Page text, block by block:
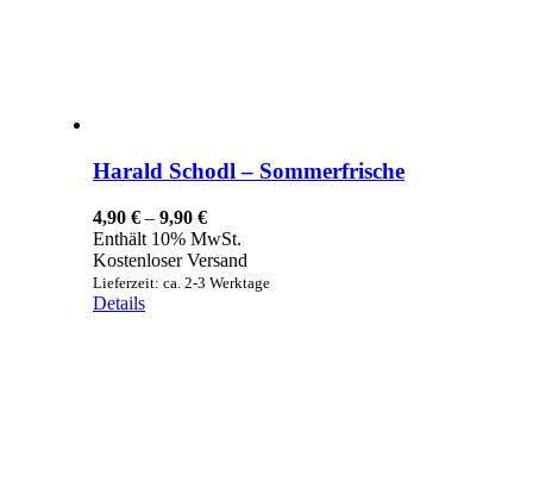
Harald Schodl – Sommerfrische
4,90 € – 9,90 €Preisspanne:
4,90 €
bis
9,90 €
Enthält 10% MwSt.
Kostenloser Versand
Lieferzeit: ca. 2-3 Werktage
Details